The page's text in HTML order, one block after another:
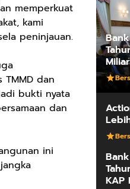
memperkuat
kami
peninjauan.
dan
bukti nyata
dan
ini
Miliar
KAP